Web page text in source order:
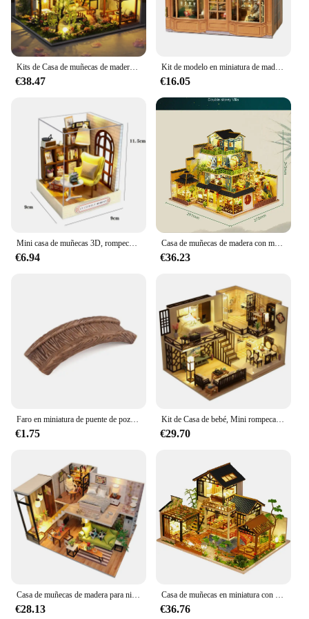
€38.47
Kit de modelo en miniatura de madera para bricolaje, Mini caja de cafetería, panadería, Casa de muñecas, casas de muñecas, rompecabezas 3D, Casa de muñecas con muebles, regalos para amigos
€16.05
€6.94
Casa de muñecas de madera con muebles, Kit de Casa de muñecas en miniatura, estilo chino, modelo de villa, juguetes, regalos de cumpleaños
€36.23
€1.75
Kit de Casa de bebé, Mini rompecabezas 3D hecho a mano, montaje de construcción, dúplex, modelo de apartamento, juguetes, decoración del dormitorio del hogar con muebles
€29.70
Casa de muñecas de madera para niños, kit de Roombox, muebles en miniatura 3D, juguetes para niños, regalos de cumpleaños y Navidad, M033
€28.13
Casa de muñecas en miniatura con LED para niños, casa de muñecas grande, decoración de dormitorio, regalos de cumpleaños, Navidad y Año Nuevo, bricolaje
€36.76